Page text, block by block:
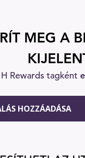
MEG A
Rewards tagként
HOZZÁADÁSA